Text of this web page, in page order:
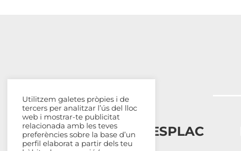
Esplais Catalans, ESPLAC
Utilitzem galetes pròpies i de
tercers per analitzar l’ús del lloc
web i mostrar-te publicitat
relacionada amb les teves
preferències sobre la base d’un
perfil elaborat a partir dels teu